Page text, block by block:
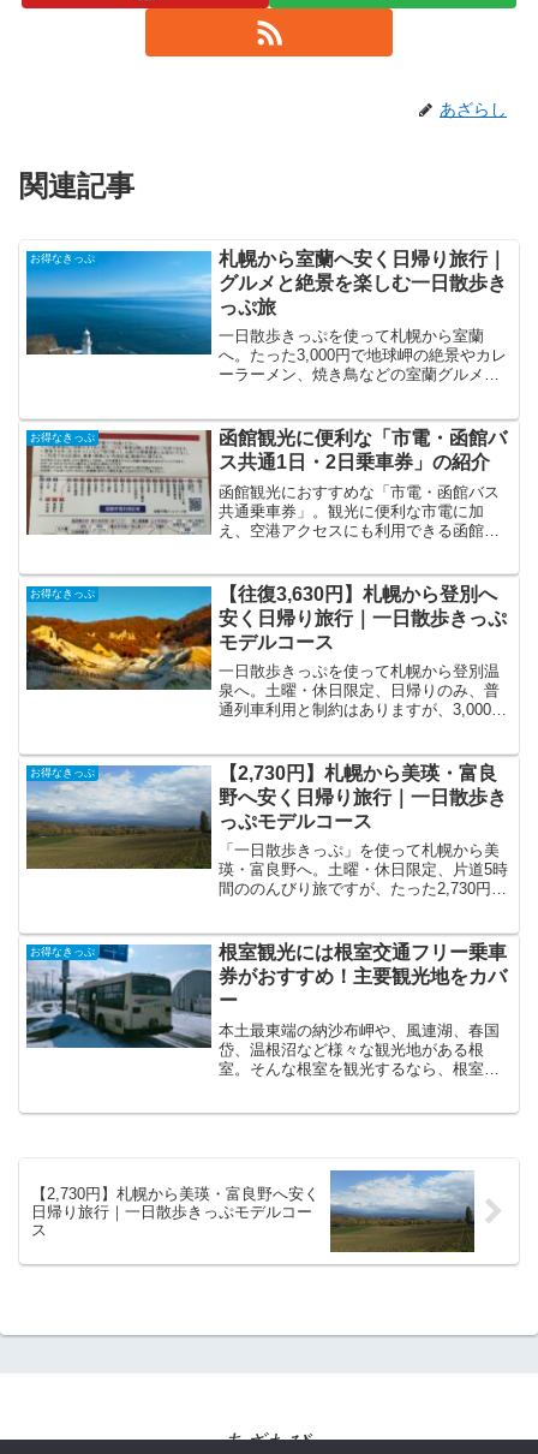
あざらし
関連記事
お得なきっぷ
札幌から室蘭へ安く日帰り旅行｜
グルメと絶景を楽しむ一日散歩き
っぷ旅
一日散歩きっぷを使って札幌から室蘭
へ。たった3,000円で地球岬の絶景やカレ
ーラーメン、焼き鳥などの室蘭グルメを
し、モデルコースを紹介します。
お得なきっぷ
函館観光に便利な「市電・函館バ
ス共通1日・2日乗車券」の紹介
函館観光におすすめな「市電・函館バス
共通乗車券」。観光に便利な市電に加
え、空港アクセスにも利用できる函館バ
お得なきっぷ
【往復3,630円】札幌から登別へ
安く日帰り旅行｜一日散歩きっぷ
モデルコース
一日散歩きっぷを使って札幌から登別温
泉へ。土曜・休日限定、日帰りのみ、普
通列車利用と制約はありますが、3,000円
お得なきっぷ
【2,730円】札幌から美瑛・富良
野へ安く日帰り旅行｜一日散歩き
っぷモデルコース
「一日散歩きっぷ」を使って札幌から美
瑛・富良野へ。土曜・休日限定、片道5時
間ののんびり旅ですが、たった2,730円で
お得なきっぷ
根室観光には根室交通フリー乗車
券がおすすめ！主要観光地をカバ
ー
本土最東端の納沙布岬や、風連湖、春国
岱、温根沼など様々な観光地がある根
室。そんな根室を観光するなら、根室交
【2,730円】札幌から美瑛・富良野へ安く
日帰り旅行｜一日散歩きっぷモデルコー
ス
あざたび